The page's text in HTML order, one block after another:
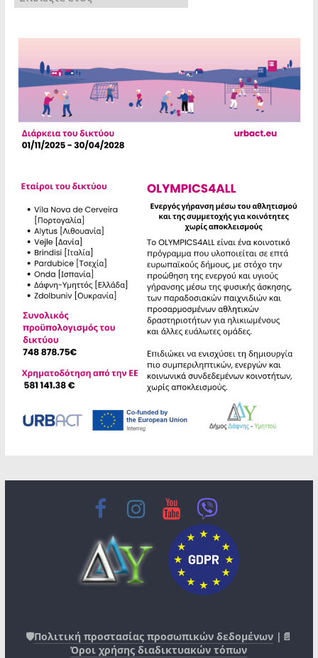
🛡️Πολιτική προστασίας προσωπικών δεδομένων |📄
Όροι χρήσης διαδικτυακών τόπων